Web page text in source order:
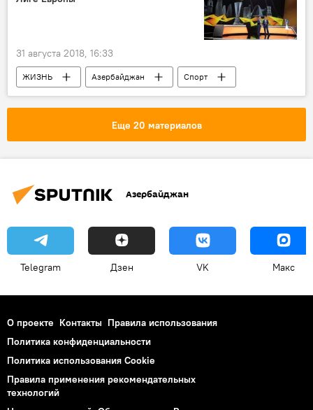
31 августа 2018, 16:33
ЖИЗНЬ Азербайджан
Спорт
Новости
Еще 20 материалов
Азербайджан
Telegram Дзен VK Макс
О проекте Контакты Правила использования
Политика конфиденциальности
Политика использования Cookie
Правила применения рекомендательных
технологий